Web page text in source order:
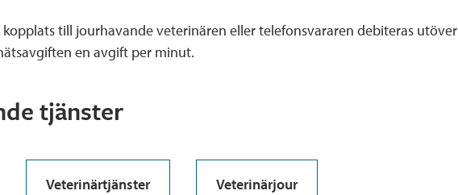
till jourhavande veterinären eller telefonsvararen debiteras utöver
en avgift per minut.
tjänster
Veterinärtjänster Veterinärjour